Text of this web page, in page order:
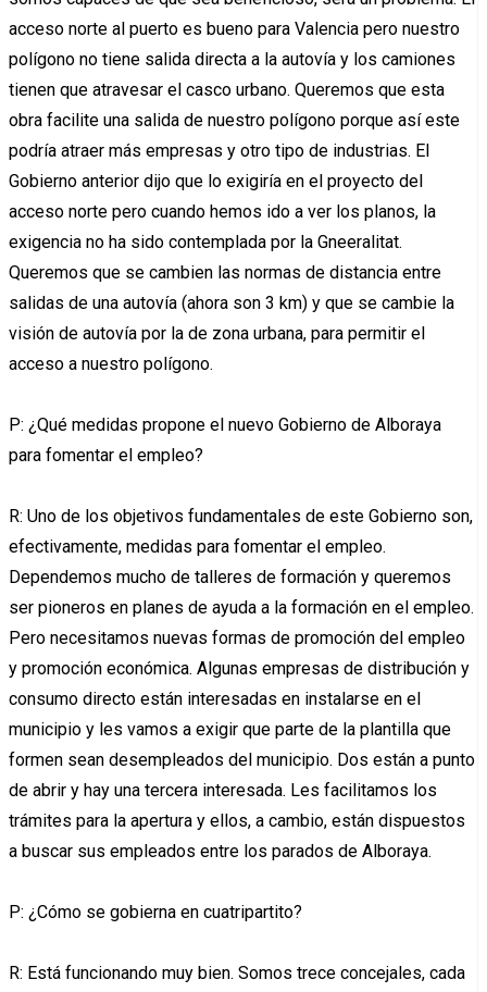
acceso norte al puerto es bueno para Valencia pero nuestro
polígono no tiene salida directa a la autovía y los camiones
tienen que atravesar el casco urbano. Queremos que esta
obra facilite una salida de nuestro polígono porque así este
podría atraer más empresas y otro tipo de industrias. El
Gobierno anterior dijo que lo exigiría en el proyecto del
acceso norte pero cuando hemos ido a ver los planos, la
exigencia no ha sido contemplada por la Gneeralitat.
Queremos que se cambien las normas de distancia entre
salidas de una autovía (ahora son 3 km) y que se cambie la
visión de autovía por la de zona urbana, para permitir el
acceso a nuestro polígono.
P: ¿Qué medidas propone el nuevo Gobierno de Alboraya
para fomentar el empleo?
R: Uno de los objetivos fundamentales de este Gobierno son,
efectivamente, medidas para fomentar el empleo.
Dependemos mucho de talleres de formación y queremos
ser pioneros en planes de ayuda a la formación en el empleo.
Pero necesitamos nuevas formas de promoción del empleo
y promoción económica. Algunas empresas de distribución y
consumo directo están interesadas en instalarse en el
municipio y les vamos a exigir que parte de la plantilla que
formen sean desempleados del municipio. Dos están a punto
de abrir y hay una tercera interesada. Les facilitamos los
trámites para la apertura y ellos, a cambio, están dispuestos
a buscar sus empleados entre los parados de Alboraya.
P: ¿Cómo se gobierna en cuatripartito?
R: Está funcionando muy bien. Somos trece concejales, cada